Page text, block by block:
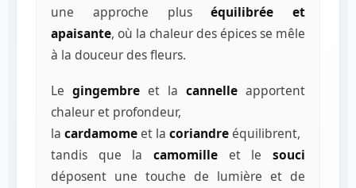
une approche pluséquilibrée et
apaisante, où la chaleur des épices se mêle
à la douceur des fleurs.
Le gingembre et la cannelle apportent
chaleur et profondeur,
la cardamome et la coriandre équilibrent,
tandis que la camomille et le souci
déposent une touche de lumière et de